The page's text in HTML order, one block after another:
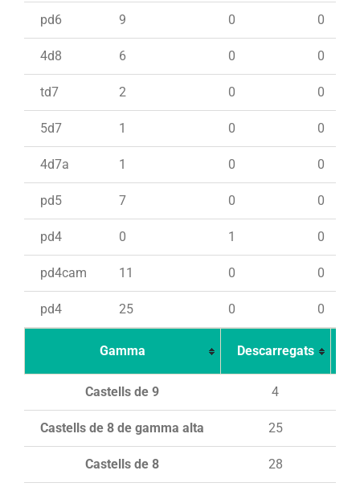
pd6 9 0 0
4d8 6 0 0
td7 2 0 0
5d7 1 0 0
4d7a 1 0 0
pd5 7 0 0
pd4 0 1 0
pd4cam 11 0 0
pd4 25 0 0
Gamma Descarregats
Castells de 9 4
Castells de 8 de gamma alta 25
Castells de 8 28